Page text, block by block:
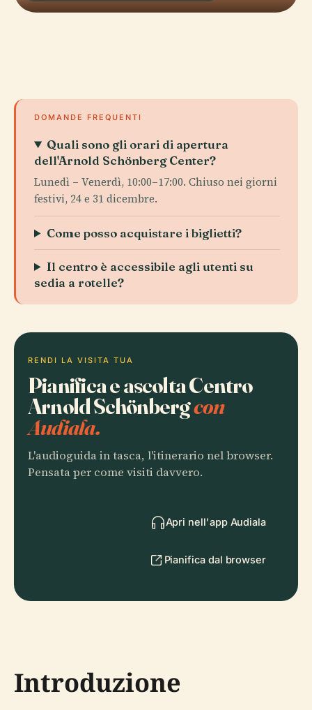
DOMANDE FREQUENTI
Quali sono gli orari di apertura
dell'Arnold Schönberg Center?
Lunedì – Venerdì, 10:00–17:00. Chiuso nei giorni
festivi, 24 e 31 dicembre.
Come posso acquistare i biglietti?
Il centro è accessibile agli utenti su
sedia a rotelle?
RENDI LA VISITA TUA
Pianifica e ascolta Centro
Arnold Schönbergcon
Audiala.
L'audioguida in tasca, l'itinerario nel browser.
Pensata per come visiti davvero.
Apri nell'app Audiala
Pianifica dal browser
Introduzione